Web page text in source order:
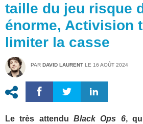
taille du jeu risque
énorme, Activision
limiter la casse
PAR DAVID LAURENT LE 16 AOÛT 2024
Le très attendu Black Ops 6,